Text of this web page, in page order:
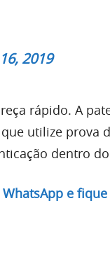
2019
rápido. A
utilize prova
dentro
e